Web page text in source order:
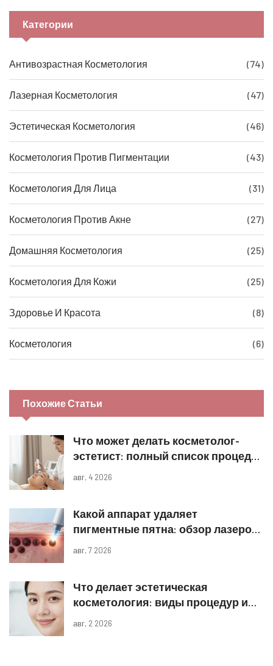
Категории
Антивозрастная Косметология (74)
Лазерная Косметология (47)
Эстетическая Косметология (46)
Косметология Против Пигментации (43)
Косметология Для Лица (31)
Косметология Против Акне (27)
Домашняя Косметология (25)
Косметология Для Кожи (25)
Здоровье И Красота (8)
Косметология (6)
Похожие Статьи
Что может делать косметолог-
эстетист: полный список процедур
и границы компетенций
авг, 4 2026
Какой аппарат удаляет
пигментные пятна: обзор лазеров
и IPL
авг, 7 2026
Что делает эстетическая
косметология: виды процедур и
реальные результаты
авг, 2 2026